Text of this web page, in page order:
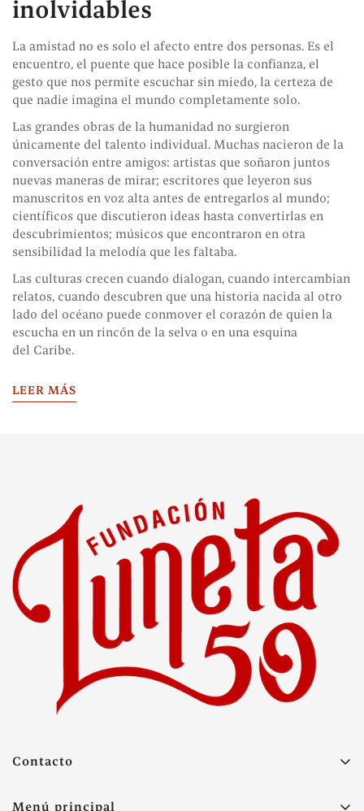
inolvidables
La amistad no es solo el afecto entre dos personas. Es el
encuentro, el puente que hace posible la confianza, el
gesto que nos permite escuchar sin miedo, la certeza de
que nadie imagina el mundo completamente solo.
Las grandes obras de la humanidad no surgieron
únicamente del talento individual. Muchas nacieron de la
conversación entre amigos: artistas que soñaron juntos
nuevas maneras de mirar; escritores que leyeron sus
manuscritos en voz alta antes de entregarlos al mundo;
científicos que discutieron ideas hasta convertirlas en
descubrimientos; músicos que encontraron en otra
sensibilidad la melodía que les faltaba.
Las culturas crecen cuando dialogan, cuando intercambian
relatos, cuando descubren que una historia nacida al otro
lado del océano puede conmover el corazón de quien la
escucha en un rincón de la selva o en una esquina
del Caribe.
LEER MÁS
Contacto
Menú principal